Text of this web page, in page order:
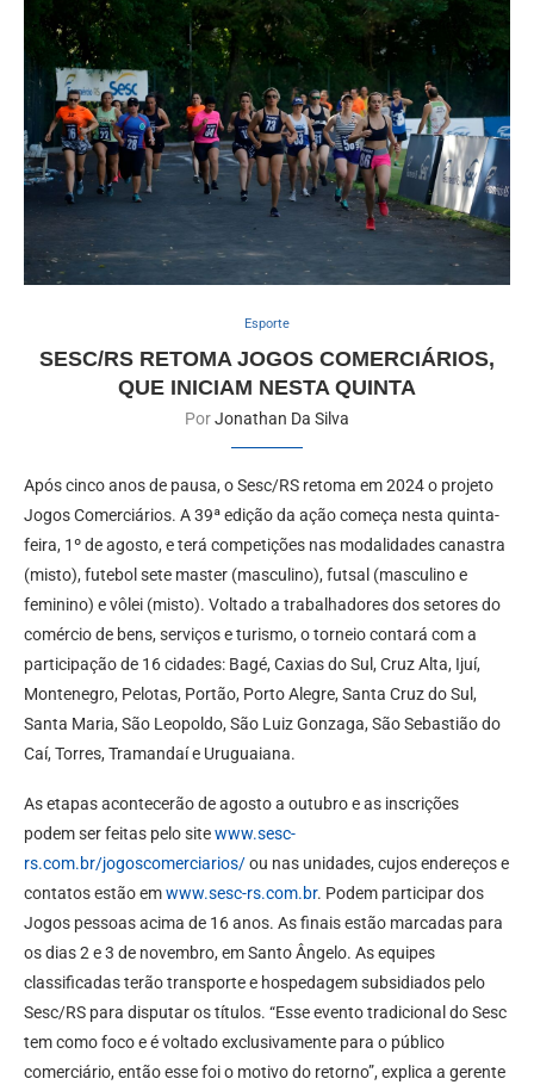
Esporte
SESC/RS RETOMA JOGOS COMERCIÁRIOS,
QUE INICIAM NESTA QUINTA
PorJonathan Da Silva
Após cinco anos de pausa, o Sesc/RS retoma em 2024 o projeto
Jogos Comerciários. A 39ª edição da ação começa nesta quinta-
feira, 1º de agosto, e terá competições nas modalidades canastra
(misto), futebol sete master (masculino), futsal (masculino e
feminino) e vôlei (misto). Voltado a trabalhadores dos setores do
comércio de bens, serviços e turismo, o torneio contará com a
participação de 16 cidades: Bagé, Caxias do Sul, Cruz Alta, Ijuí,
Montenegro, Pelotas, Portão, Porto Alegre, Santa Cruz do Sul,
Santa Maria, São Leopoldo, São Luiz Gonzaga, São Sebastião do
Caí, Torres, Tramandaí e Uruguaiana.
As etapas acontecerão de agosto a outubro e as inscrições
podem ser feitas pelo sitewww.sesc-
rs.com.br/jogoscomerciarios/ou nas unidades, cujos endereços e
contatos estão emwww.sesc-rs.com.br. Podem participar dos
Jogos pessoas acima de 16 anos. As finais estão marcadas para
os dias 2 e 3 de novembro, em Santo Ângelo. As equipes
classificadas terão transporte e hospedagem subsidiados pelo
Sesc/RS para disputar os títulos. “Esse evento tradicional do Sesc
tem como foco e é voltado exclusivamente para o público
comerciário, então esse foi o motivo do retorno”, explica a gerente